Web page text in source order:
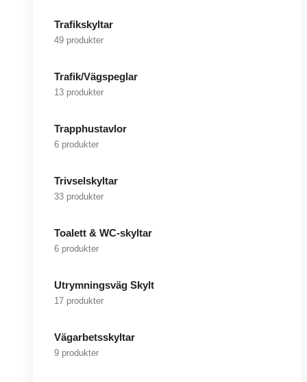
Trafikskyltar
49 produkter
Trafik/Vägspeglar
13 produkter
Trapphustavlor
6 produkter
Trivselskyltar
33 produkter
Toalett & WC-skyltar
6 produkter
Utrymningsväg Skylt
17 produkter
Vägarbetsskyltar
9 produkter